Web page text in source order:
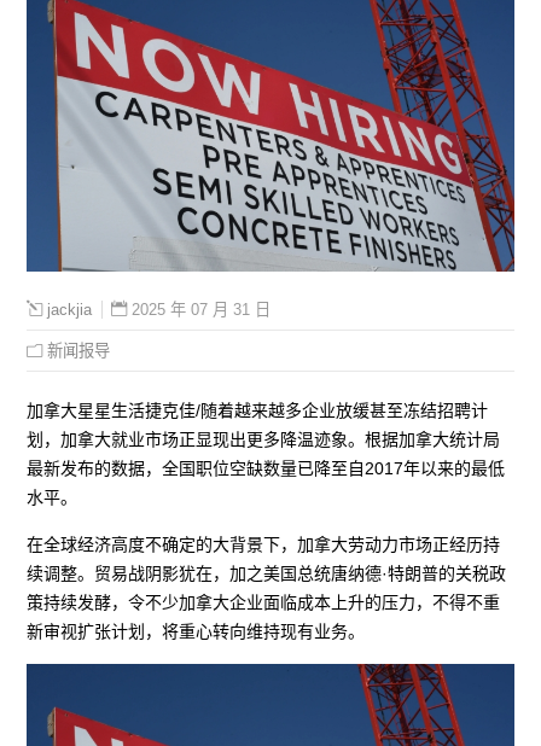
jackjia 2025 年 07 月 31 日
新闻报导
加拿大星星生活捷克佳/随着越来越多企业放缓甚至冻结招聘计
划，加拿大就业市场正显现出更多降温迹象。根据加拿大统计局
最新发布的数据，全国职位空缺数量已降至自2017年以来的最低
水平。
在全球经济高度不确定的大背景下，加拿大劳动力市场正经历持
续调整。贸易战阴影犹在，加之美国总统唐纳德·特朗普的关税政
策持续发酵，令不少加拿大企业面临成本上升的压力，不得不重
新审视扩张计划，将重心转向维持现有业务。